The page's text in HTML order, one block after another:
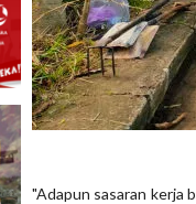
"Adapun sasaran kerja